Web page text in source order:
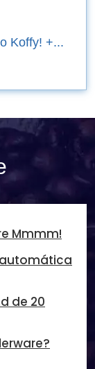
Koffy! +...
Mmmm!
de 20